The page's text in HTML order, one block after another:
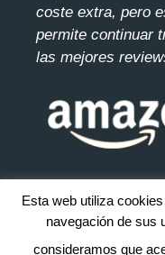
coste extra, pero
permite continuar
las mejores
© 2026
Esta web utiliza
navegación de sus
consideramos que